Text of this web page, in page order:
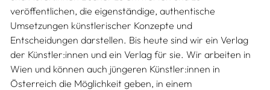
veröffentlichen, die eigenständige, authentische
Umsetzungen künstlerischer Konzepte und
Entscheidungen darstellen. Bis heute sind wir ein Verlag
der Künstler:innen und ein Verlag für sie. Wir arbeiten in
Wien und können auch jüngeren Künstler:innen in
Österreich die Möglichkeit geben, in einem